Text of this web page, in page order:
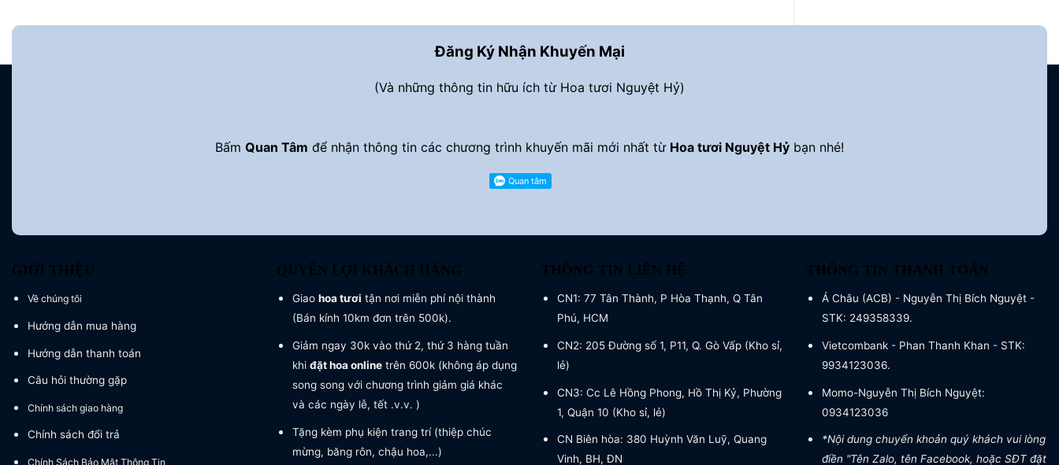
Đăng Ký Nhận Khuyến Mại
(Và những thông tin hữu ích từ Hoa tươi Nguyệt Hỷ)
Bấm Quan Tâm để nhận thông tin các chương trình khuyến mãi mới nhất từ Hoa tươi Nguyệt Hỷ bạn nhé!
GIỚI THIỆU
Về chúng tôi
Hướng dẫn mua hàng
Hướng dẫn thanh toán
Câu hỏi thường gặp
Chính sách giao hàng
Chính sách đổi trả
Chính Sách Bảo Mật Thông Tin
QUYỀN LỢI KHÁCH HÀNG
Giao hoa tươi tận nơi miễn phí nội thành
(Bán kính 10km đơn trên 500k).
Giảm ngay 30k vào thứ 2, thứ 3 hàng tuần
khi đặt hoa online trên 600k (không áp dụng
song song với chương trình giảm giá khác
và các ngày lễ, tết .v.v. )
Tặng kèm phụ kiện trang trí (thiệp chúc
mừng, băng rôn, chậu hoa,...)
THÔNG TIN LIÊN HỆ
CN1: 77 Tân Thành, P Hòa Thạnh, Q Tân
Phú, HCM
CN2: 205 Đường số 1, P11, Q. Gò Vấp (Kho sỉ,
lẻ)
CN3: Cc Lê Hồng Phong, Hồ Thị Kỷ, Phường
1, Quận 10 (Kho sỉ, lẻ)
CN Biên hòa: 380 Huỳnh Văn Luỹ, Quang
Vinh, BH, ĐN
THÔNG TIN THANH TOÁN
Á Châu (ACB) - Nguyễn Thị Bích Nguyệt -
STK: 249358339.
Vietcombank - Phan Thanh Khan - STK:
9934123036.
Momo-Nguyễn Thị Bích Nguyệt:
0934123036
*Nội dung chuyển khoản quý khách vui lòng
điền "Tên Zalo, tên Facebook, hoặc SĐT đặt